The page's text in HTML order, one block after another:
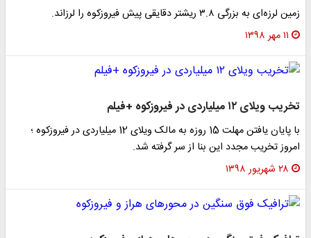
زمین لرزه‌ای به بزرگی ۳.۸ ریشتر دقایقی پیش فیروزکوه را لرزاند.
۱۱ مهر ۱۳۹۸
تخریب ویلای ۱۲ میلیاردی در فیروزکوه +فیلم
با پایان یافتن مهلت 15 روزه به مالک ویلای 12 میلیاردی در فیروزکوه ؛
امروز تخریب مجدد این بنا از سر گرفته شد.
۲۸ شهریور ۱۳۹۸